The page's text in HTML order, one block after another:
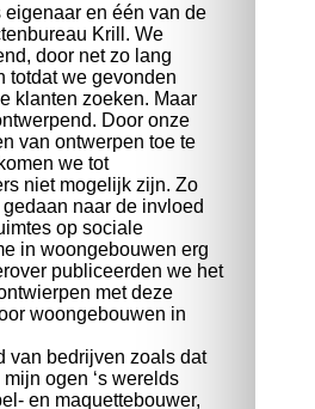
eigenaar en één van de
Krill. We
door net zo lang
totdat we gevonden
klanten zoeken. Maar
Door onze
van ontwerpen toe te
we tot
niet mogelijk zijn. Zo
naar de invloed
op sociale
in woongebouwen erg
publiceerden we het
met deze
woongebouwen in
van bedrijven zoals dat
ogen ‘s werelds
en maquettebouwer,